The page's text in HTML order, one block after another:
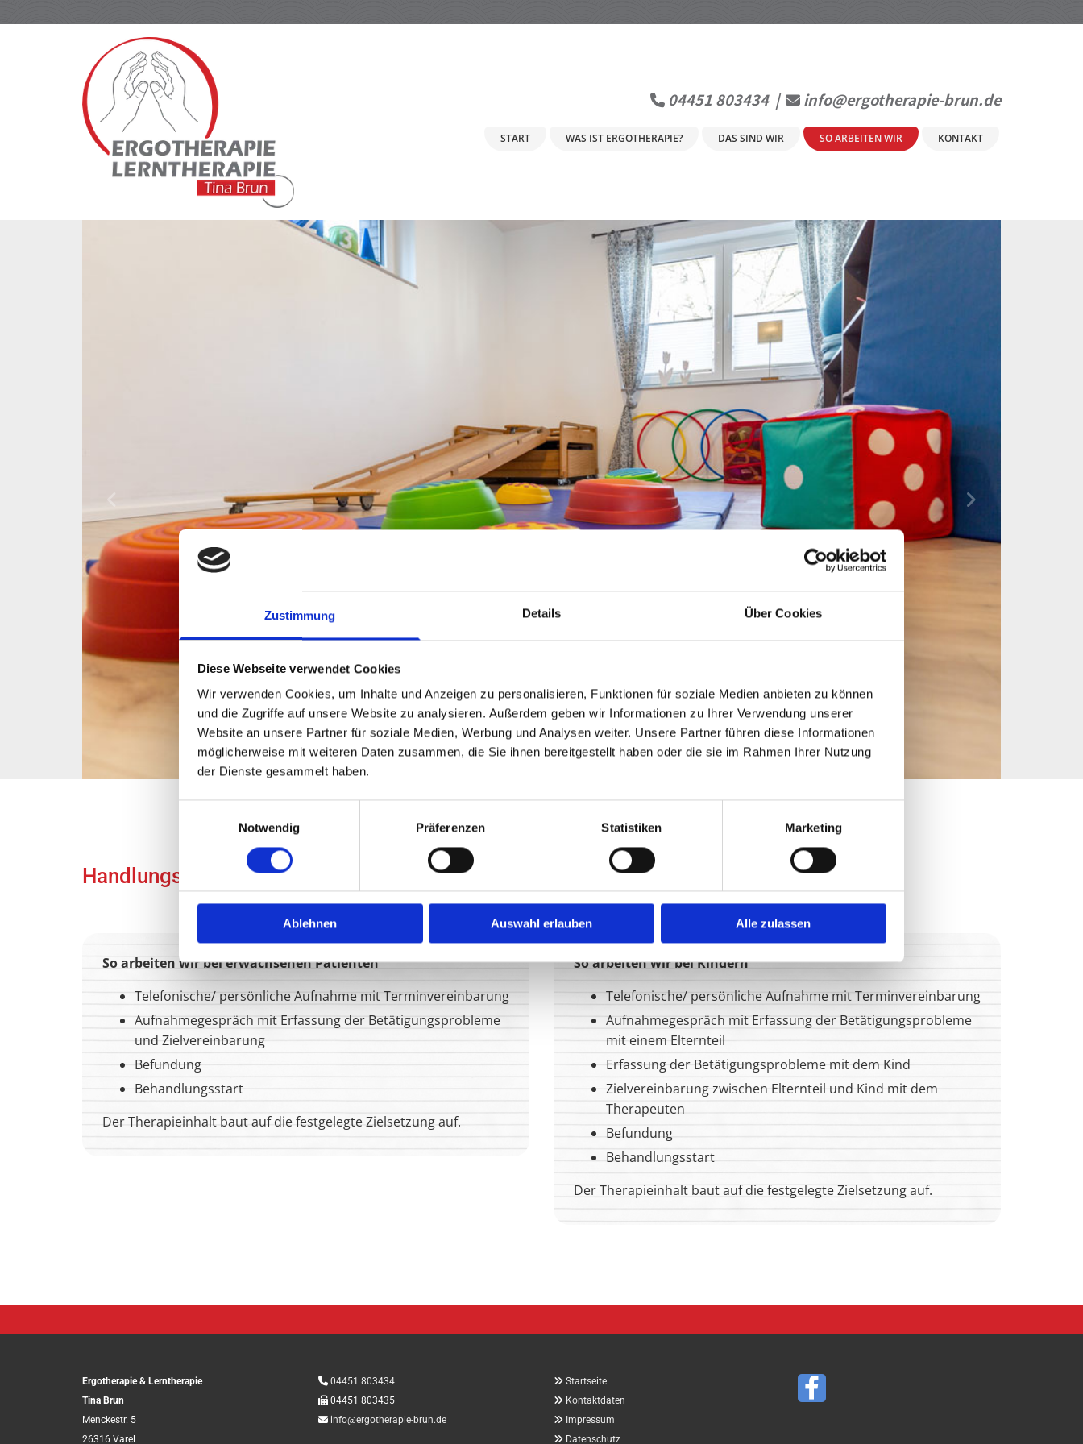
Zustimmung Details Über Cookies
Diese Webseite verwendet Cookies
Wir verwenden Cookies, um Inhalte und Anzeigen zu personalisieren, Funktionen für soziale Medien anbieten zu können
und die Zugriffe auf unsere Website zu analysieren. Außerdem geben wir Informationen zu Ihrer Verwendung unserer
Website an unsere Partner für soziale Medien, Werbung und Analysen weiter. Unsere Partner führen diese Informationen
möglicherweise mit weiteren Daten zusammen, die Sie ihnen bereitgestellt haben oder die sie im Rahmen Ihrer Nutzung
der Dienste gesammelt haben.
Notwendig
Präferenzen Statistiken Marketing
Ablehnen Auswahl erlauben Alle zulassen
 04451 803434|  info@ergotherapie-brun.de
START WAS IST ERGOTHERAPIE? DAS SIND WIR SO ARBEITEN WIR KONTAKT
Handlungsorientierte Therapie im Team Tina Brun
So arbeiten wir bei erwachsenen Patienten
Telefonische/ persönliche Aufnahme mit Terminvereinbarung
Aufnahmegespräch mit Erfassung der Betätigungsprobleme
und Zielvereinbarung
Befundung
Behandlungsstart
Der Therapieinhalt baut auf die festgelegte Zielsetzung auf.
So arbeiten wir bei Kindern
Telefonische/ persönliche Aufnahme mit Terminvereinbarung
Aufnahmegespräch mit Erfassung der Betätigungsprobleme
mit einem Elternteil
Erfassung der Betätigungsprobleme mit dem Kind
Zielvereinbarung zwischen Elternteil und Kind mit dem
Therapeuten
Befundung
Behandlungsstart
Der Therapieinhalt baut auf die festgelegte Zielsetzung auf.
Ergotherapie & Lerntherapie
Tina Brun
Menckestr. 5
26316 Varel
 04451 803434
04451 803435
 info@ergotherapie-brun.de
 Startseite
 Kontaktdaten
 Impressum
 Datenschutz